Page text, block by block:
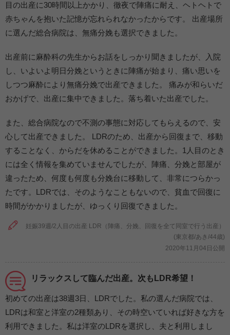
目の出産に30時間以上かかり、徹夜で陣痛に耐え、ヘトヘトで
赤ちゃんを抱いた記憶が忘れられなかったからです。 出産場所
に選んだ総合病院は、無痛分娩も選択できました。
出産前に麻酔科の先生からお話をしっかり聞きましたが、入院
し、いよいよ明日分娩というときに陣痛が始まり、痛い思いを
しつつ麻酔により無痛分娩で出産できました。 痛みが和らいだ
おかげで、出産に集中できました。落ち着いた出産でした。
また、総合病院なので不測の事態に対応してもらえるので、安
心して出産できました。 LDRのため、出産から回復まで、移動
することなく、からだを休めることができました。1人目のとき
には全く情報を集めていませんでしたが、陣痛、分娩と部屋が
違ったため、何度も何度も分娩台に移動して、非常につらかっ
たです。LDRでは、そのようなこともないので、貧血で回復に
時間がかかりましたが、ゆっくり回復できました。
妊娠39週/2人目の出産 LDR（陣痛、分娩、回復を全て同室で行う出産）
(東京都/あき/44歳)
2020年11月04日公開
リラックスして臨んだ出産。次もLDR希望！
初めての出産は38週3日、LDRでした。私の選んだ病院では、
LDRは和室と洋室の2種類あり、その時空いていれば好きな方を
利用できました。私は洋室のLDRを選択し、夫と利用しまし